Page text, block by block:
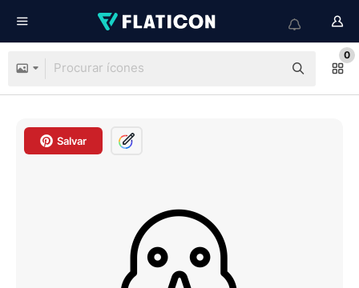
0
Salvar